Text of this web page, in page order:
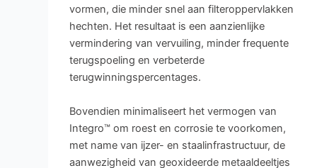
vormen, die minder snel aan filteroppervlakken
hechten. Het resultaat is een aanzienlijke
vermindering van vervuiling, minder frequente
terugspoeling en verbeterde
terugwinningspercentages.
Bovendien minimaliseert het vermogen van
Integro™ om roest en corrosie te voorkomen,
met name van ijzer- en staalinfrastructuur, de
aanwezigheid van geoxideerde metaaldeeltjes